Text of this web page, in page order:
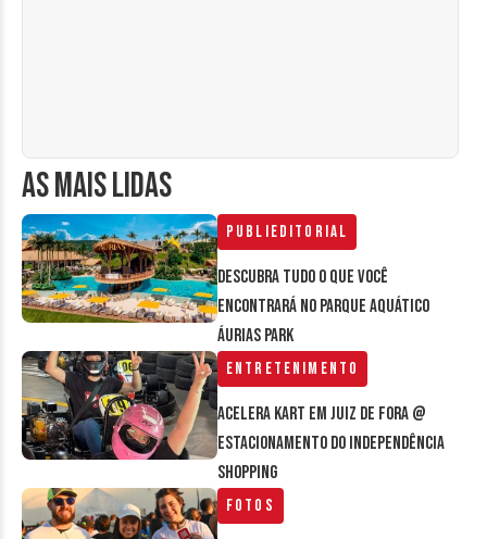
AS MAIS LIDAS
Publieditorial
Descubra tudo o que você
encontrará no parque aquático
Áurias Park
Entretenimento
Acelera Kart em Juiz de Fora @
estacionamento do Independência
Shopping
Fotos